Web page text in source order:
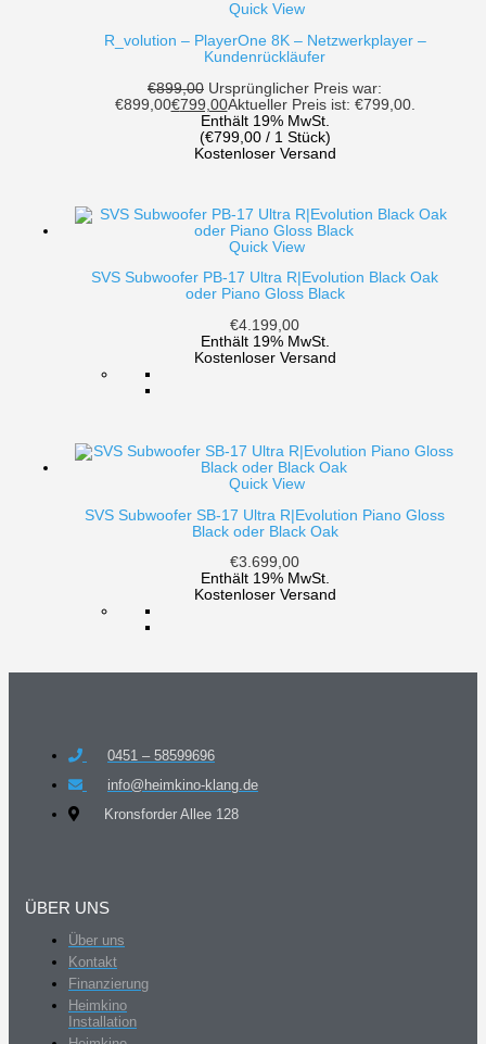
Quick View
R_volution – PlayerOne 8K – Netzwerkplayer –
Kundenrückläufer
€899,00 Ursprünglicher Preis war:
€899,00€799,00Aktueller Preis ist: €799,00.
Enthält 19% MwSt.
(€799,00/ 1 Stück)
Kostenloser Versand
Quick View
SVS Subwoofer PB-17 Ultra R|Evolution Black Oak
oder Piano Gloss Black
€4.199,00
Enthält 19% MwSt.
Kostenloser Versand
Quick View
SVS Subwoofer SB-17 Ultra R|Evolution Piano Gloss
Black oder Black Oak
€3.699,00
Enthält 19% MwSt.
Kostenloser Versand
0451 – 58599696
info@heimkino-klang.de
Kronsforder Allee 128
ÜBER UNS
Über uns
Kontakt
Finanzierung
Heimkino
Installation